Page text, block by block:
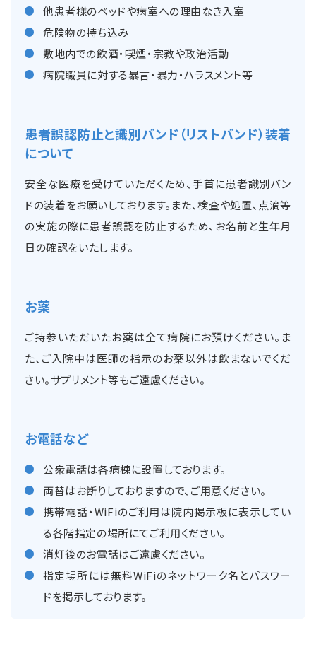
他患者様のベッドや病室への理由なき入室
危険物の持ち込み
敷地内での飲酒・喫煙・宗教や政治活動
病院職員に対する暴言・暴力・ハラスメント等
患者誤認防止と識別バンド（リストバンド）装着
について
安全な医療を受けていただくため、手首に患者識別バン
ドの装着をお願いしております。また、検査や処置、点滴等
の実施の際に患者誤認を防止するため、お名前と生年月
日の確認をいたします。
お薬
ご持参いただいたお薬は全て病院にお預けください。ま
た、ご入院中は医師の指示のお薬以外は飲まないでくだ
さい。サプリメント等もご遠慮ください。
お電話など
公衆電話は各病棟に設置しております。
両替はお断りしておりますので、ご用意ください。
携帯電話・WiFiのご利用は院内掲示板に表示してい
る各階指定の場所にてご利用ください。
消灯後のお電話はご遠慮ください。
指定場所には無料WiFiのネットワーク名とパスワー
ドを掲示しております。